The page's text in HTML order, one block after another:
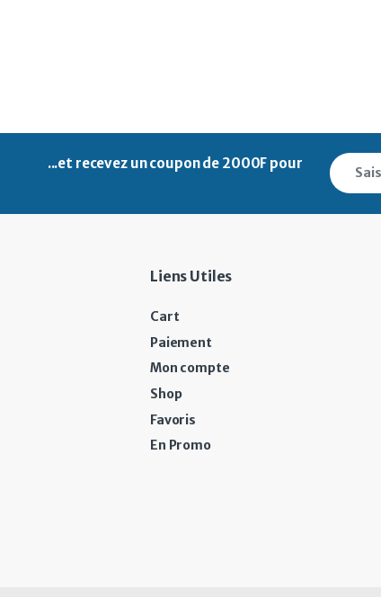
...et recevez uncoupon de 2000F pour
Liens Utiles
Cart
Paiement
Mon compte
Shop
Favoris
En Promo